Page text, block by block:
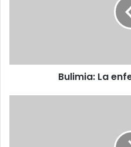
Bulimia: La